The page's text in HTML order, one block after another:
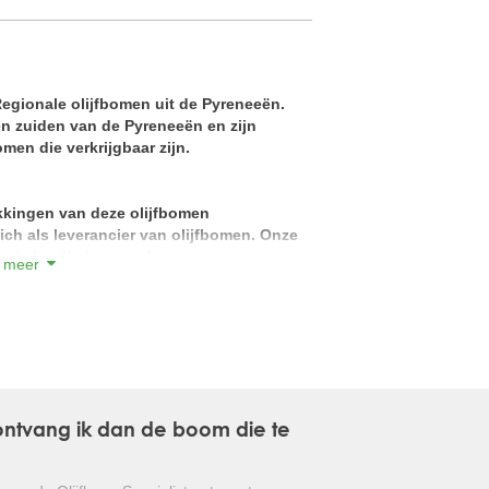
OLIJFWILG
EUCALYPTUS
olijfbomen uit de Pyreneeën.
zuiden van de Pyreneeën en zijn
die verkrijgbaar zijn.
van deze olijfbomen
als leverancier van olijfbomen. Onze
kwaliteit en ondergaan strenge
stamkleur dan een normale Olea
op aarde en vind zijn oorsprong
meer
ik dan de boom die te